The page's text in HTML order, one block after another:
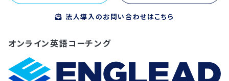
法人導入のお問い合わせはこちら
オンライン英語コーチング